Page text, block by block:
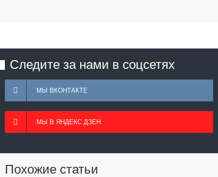
Следите за нами в соцсетях
МЫ ВКОНТАКТЕ
МЫ В ЯНДЕКС ДЗЕН
Похожие статьи